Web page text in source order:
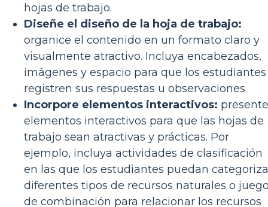
hojas de trabajo.
Diseñe el diseño de la hoja de trabajo:
organice el contenido en un formato claro y
visualmente atractivo. Incluya encabezados,
imágenes y espacio para que los estudiantes
registren sus respuestas u observaciones.
Incorpore elementos interactivos: presente
elementos interactivos para que las hojas de
trabajo sean atractivas y prácticas. Por
ejemplo, incluya actividades de clasificación
en las que los estudiantes puedan
diferentes tipos de recursos naturales o
de combinación para relacionar los recursos